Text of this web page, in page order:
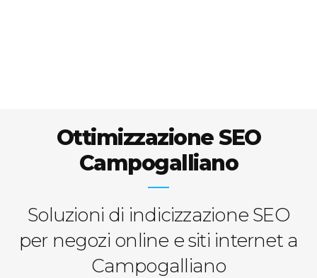
Ottimizzazione SEO
Campogalliano
Soluzioni di indicizzazione SEO
per negozi online e siti internet a
Campogalliano